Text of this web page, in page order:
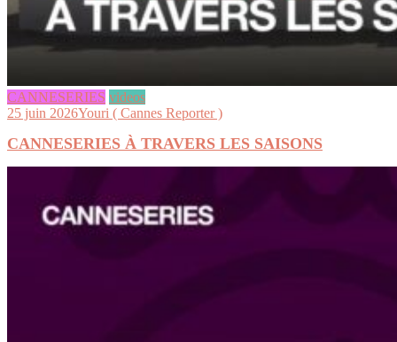
CANNESERIES videos
25 juin 2026Youri ( Cannes Reporter )
CANNESERIES À TRAVERS LES SAISONS